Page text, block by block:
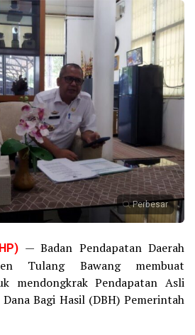
Perbesar
— Badan Pendapatan Daerah
Tulang Bawang membuat
mendongkrak Pendapatan Asli
Bagi Hasil (DBH) Pemerintah